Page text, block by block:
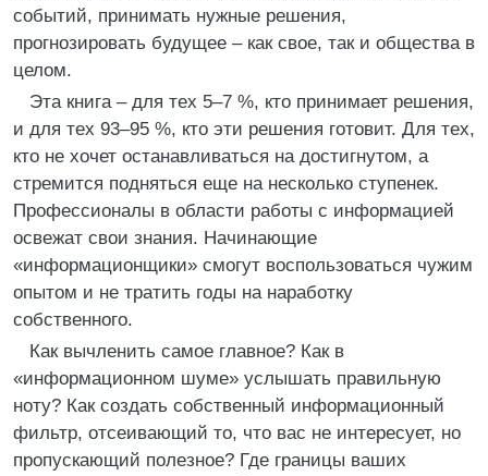
событий, принимать нужные решения,
прогнозировать будущее – как свое, так и общества в
целом.
Эта книга – для тех 5–7 %, кто принимает решения,
и для тех 93–95 %, кто эти решения готовит. Для тех,
кто не хочет останавливаться на достигнутом, а
стремится подняться еще на несколько ступенек.
Профессионалы в области работы с информацией
освежат свои знания. Начинающие
«информационщики» смогут воспользоваться чужим
опытом и не тратить годы на наработку
собственного.
Как вычленить самое главное? Как в
«информационном шуме» услышать правильную
ноту? Как создать собственный информационный
фильтр, отсеивающий то, что вас не интересует, но
пропускающий полезное? Где границы ваших